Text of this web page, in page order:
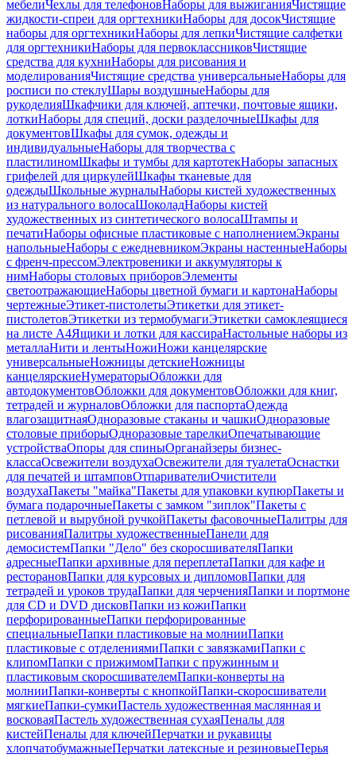
мебелиЧехлы для телефоновНаборы для выжиганияЧистящие
жидкости-спреи для оргтехникиНаборы для досокЧистящие
наборы для оргтехникиНаборы для лепкиЧистящие салфетки
для оргтехникиНаборы для первоклассниковЧистящие
средства для кухниНаборы для рисования и
моделированияЧистящие средства универсальныеНаборы для
росписи по стеклуШары воздушныеНаборы для
рукоделияШкафчики для ключей, аптечки, почтовые ящики,
лоткиНаборы для специй, доски разделочныеШкафы для
документовШкафы для сумок, одежды и
индивидуальныеНаборы для творчества с
пластилиномШкафы и тумбы для картотекНаборы запасных
грифелей для циркулейШкафы тканевые для
одеждыШкольные журналыНаборы кистей художественных
из натурального волосаШоколадНаборы кистей
художественных из синтетического волосаШтампы и
печатиНаборы офисные пластиковые с наполнениемЭкраны
напольныеНаборы с ежедневникомЭкраны настенныеНаборы
с френч-прессомЭлектровеники и аккумуляторы к
нимНаборы столовых приборовЭлементы
светоотражающиеНаборы цветной бумаги и картонаНаборы
чертежныеЭтикет-пистолетыЭтикетки для этикет-
пистолетовЭтикетки из термобумагиЭтикетки самоклеящиеся
на листе А4Ящики и лотки для кассираНастольные наборы из
металлаНити и лентыНожиНожи канцелярские
универсальныеНожницы детскиеНожницы
канцелярскиеНумераторыОбложки для
автодокументовОбложки для документовОбложки для книг,
тетрадей и журналовОбложки для паспортаОдежда
влагозащитнаяОдноразовые стаканы и чашкиОдноразовые
столовые приборыОдноразовые тарелкиОпечатывающие
устройстваОпоры для спиныОрганайзеры бизнес-
классаОсвежители воздухаОсвежители для туалетаОснастки
для печатей и штамповОтпаривателиОчистители
воздухаПакеты "майка"Пакеты для упаковки купюрПакеты и
бумага подарочныеПакеты с замком "зиплок"Пакеты с
петлевой и вырубной ручкойПакеты фасовочныеПалитры для
рисованияПалитры художественныеПанели для
демосистемПапки "Дело" без скоросшивателяПапки
адресныеПапки архивные для переплетаПапки для кафе и
ресторановПапки для курсовых и дипломовПапки для
тетрадей и уроков трудаПапки для черченияПапки и портмоне
для CD и DVD дисковПапки из кожиПапки
перфорированныеПапки перфорированные
специальныеПапки пластиковые на молнииПапки
пластиковые с отделениямиПапки с завязкамиПапки с
клипомПапки с прижимомПапки с пружинным и
пластиковым скоросшивателемПапки-конверты на
молнииПапки-конверты с кнопкойПапки-скоросшиватели
мягкиеПапки-сумкиПастель художественная маслянная и
восковаяПастель художественная сухаяПеналы для
кистейПеналы для ключейПерчатки и рукавицы
хлопчатобумажныеПерчатки латексные и резиновыеПерья